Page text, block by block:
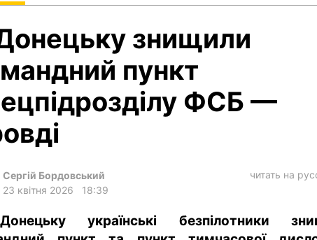
політика
суспільство
події
кримінал
архів
знищили
пункт
ФСБ —
Сергій Бордовський
23 квітня 2026
18:39
читать на
українські безпілотники